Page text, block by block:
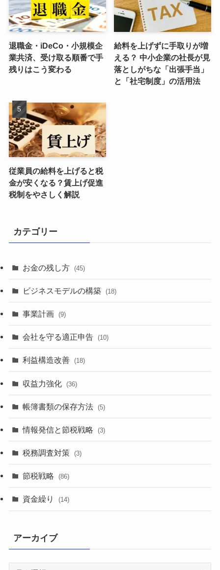
退職金・iDeCo・小規模企
業共済、受け取る順番で手
残りはこう変わる
給料を上げずに手取りが増
える？ 中小企業の社長が見
落としがちな「出張手当」
と「社宅制度」の活用法
従業員の給料を上げると税
金が安くなる？賃上げ促進
税制をやさしく解説
カテゴリー
お金の残し方 (45)
ビジネスモデルの構築 (18)
事業計画 (9)
会社を守る適正申告 (10)
利益構造改善 (18)
収益力強化 (36)
帳簿書類の保存方法 (5)
情報発信と節税戦略 (3)
税務調査対策 (3)
節税戦略 (86)
資金繰り (14)
アーカイブ